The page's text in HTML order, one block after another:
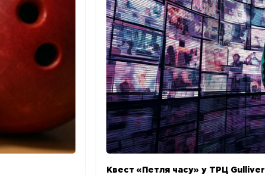
Квест «Петля часу» у ТРЦ Gulliver